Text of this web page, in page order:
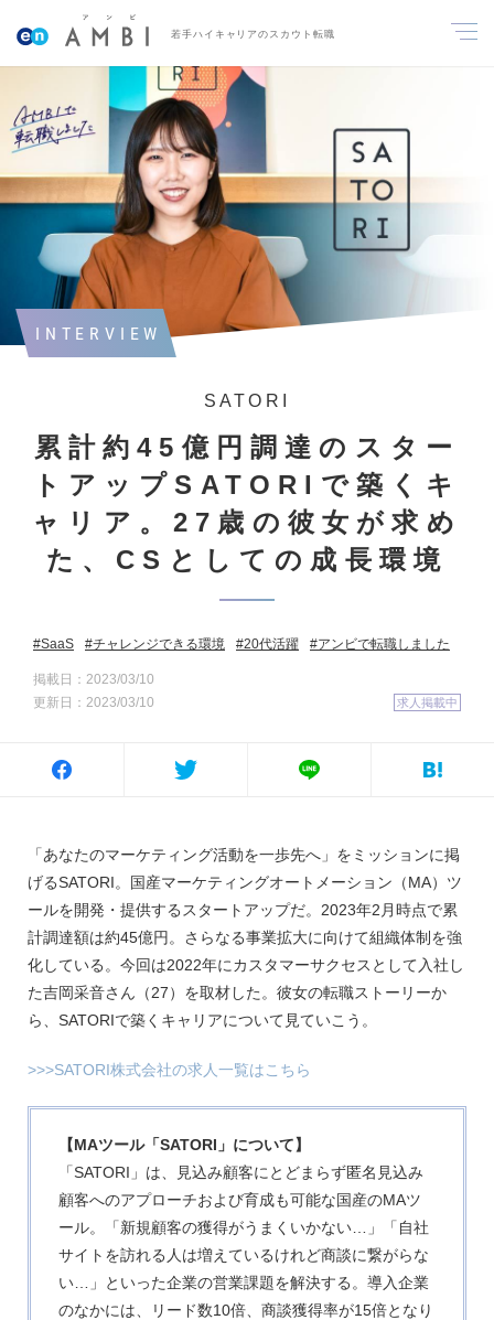
若手ハイキャリアのスカウト転職
INTERVIEW
SATORI
累計約45億円調達のスター
トアップSATORIで築くキ
ャリア。27歳の彼女が求め
た、CSとしての成長環境
SaaS チャレンジできる環境 20代活躍 アンビで転職しました
掲載日：2023/03/10
更新日：2023/03/10
求人掲載中
「あなたのマーケティング活動を一歩先へ」をミッションに掲
げるSATORI。国産マーケティングオートメーション（MA）ツ
ールを開発・提供するスタートアップだ。2023年2月時点で累
計調達額は約45億円。さらなる事業拡大に向けて組織体制を強
化している。今回は2022年にカスタマーサクセスとして入社し
た吉岡采音さん（27）を取材した。彼女の転職ストーリーか
ら、SATORIで築くキャリアについて見ていこう。
>>>SATORI株式会社の求人一覧はこちら
【MAツール「SATORI」について】
「SATORI」は、見込み顧客にとどまらず匿名見込み
顧客へのアプローチおよび育成も可能な国産のMAツ
ール。「新規顧客の獲得がうまくいかない…」「自社
サイトを訪れる人は増えているけれど商談に繋がらな
い…」といった企業の営業課題を解決する。導入企業
のなかには、リード数10倍、商談獲得率が15倍となり